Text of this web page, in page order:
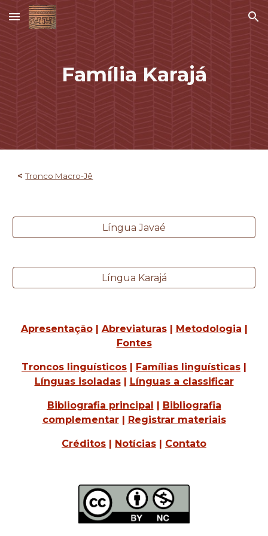
Skip to main content Skip to navigation
Família Karajá
< Tronco Macro-Jê
Língua Javaé
Língua Karajá
Apresentação| Abreviaturas| Metodologia |
Fontes
Troncos linguísticos | Famílias linguísticas |
Línguas isoladas| Línguas a classificar
Bibliografia principal | Bibliografia
complementar| Registrar materiais
Créditos | Notícias | Contato